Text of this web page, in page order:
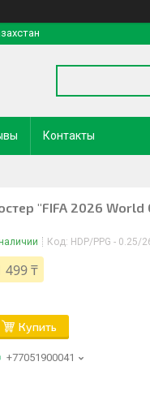
Контакты
"FIFA 2026 World
Код: HDP/PPG - 0.25/
499 ₸
Купить
+77051900041